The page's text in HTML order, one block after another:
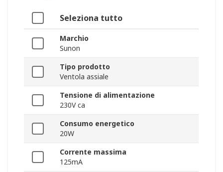
Seleziona tutto
Marchio
Sunon
Tipo prodotto
Ventola assiale
Tensione di alimentazione
230V ca
Consumo energetico
20W
Corrente massima
125mA